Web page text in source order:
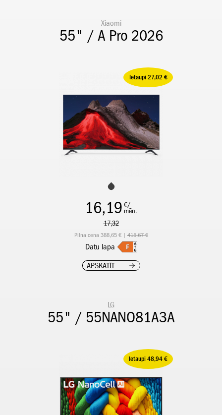
Xiaomi
55" / A Pro 2026
Ietaupi 27,02 €
16,19 €/
mēn.
17,32
Pilna cena 388,65 € |415,67 €
Datu lapa
APSKATĪT
LG
55" / 55NANO81A3A
Ietaupi 48,94 €